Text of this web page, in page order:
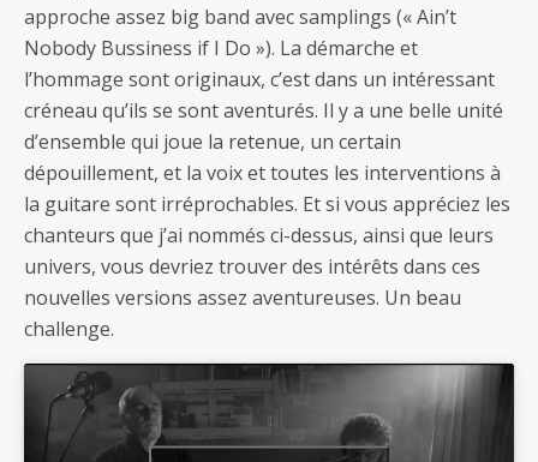
approche assez big band avec samplings (« Ain’t
Nobody Bussiness if I Do »). La démarche et
l’hommage sont originaux, c’est dans un intéressant
créneau qu’ils se sont aventurés. Il y a une belle unité
d’ensemble qui joue la retenue, un certain
dépouillement, et la voix et toutes les interventions à
la guitare sont irréprochables. Et si vous appréciez les
chanteurs que j’ai nommés ci-dessus, ainsi que leurs
univers, vous devriez trouver des intérêts dans ces
nouvelles versions assez aventureuses. Un beau
challenge.